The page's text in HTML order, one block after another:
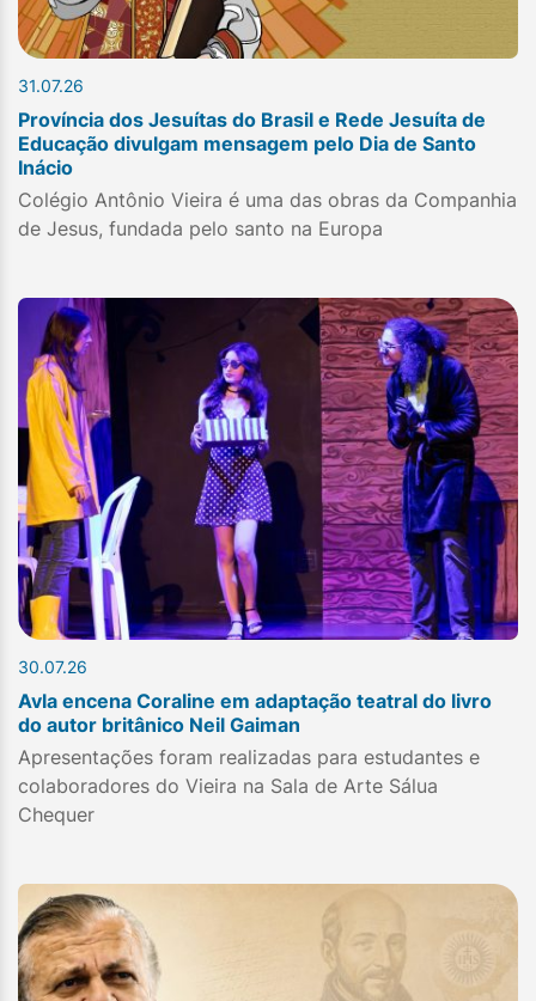
31.07.26
Província dos Jesuítas do Brasil e Rede Jesuíta de
Educação divulgam mensagem pelo Dia de Santo
Inácio
Colégio Antônio Vieira é uma das obras da Companhia
de Jesus, fundada pelo santo na Europa
30.07.26
Avla encena Coraline em adaptação teatral do livro
do autor britânico Neil Gaiman
Apresentações foram realizadas para estudantes e
colaboradores do Vieira na Sala de Arte Sálua
Chequer